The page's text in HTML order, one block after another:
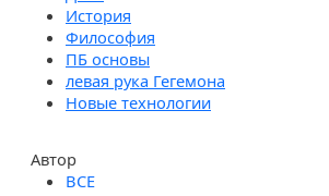
История
Философия
ПБ основы
левая рука Гегемона
Новые технологии
Автор